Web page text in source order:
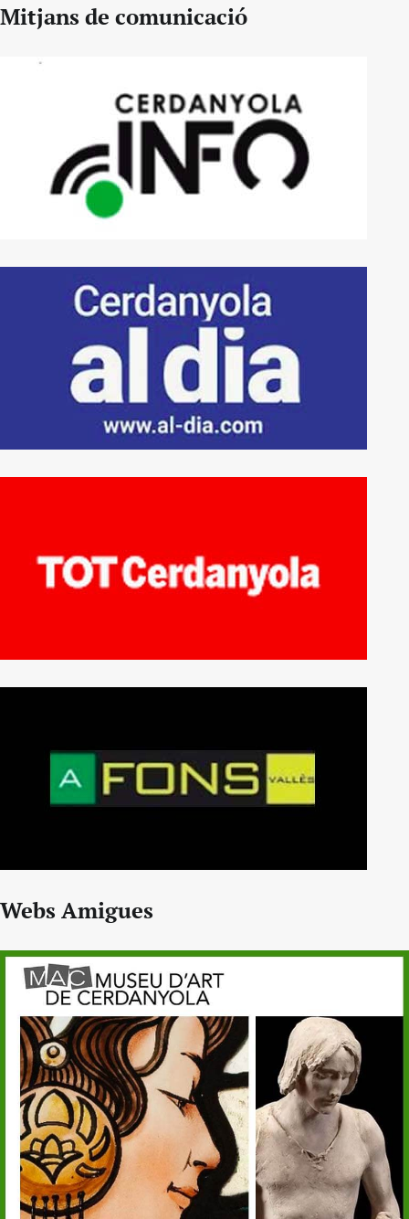
Mitjans de comunicació
Webs Amigues